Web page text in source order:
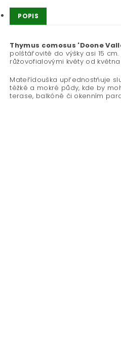
POPIS
Thymus comosus 'Doone
polštářovitě do výšky asi 15
růžovofialovými květy od
Mateřídouška upřednostňuje
těžké a mokré půdy, kde by
terase, balkóně či okenním